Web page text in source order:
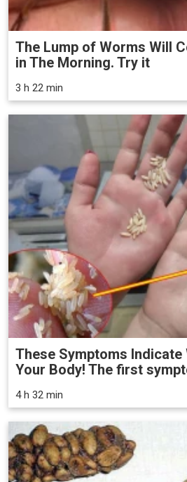
The Lump of Worms Will
in The Morning. Try it
3 h 22 min
These Symptoms Indicate
Your Body! The first
4 h 32 min